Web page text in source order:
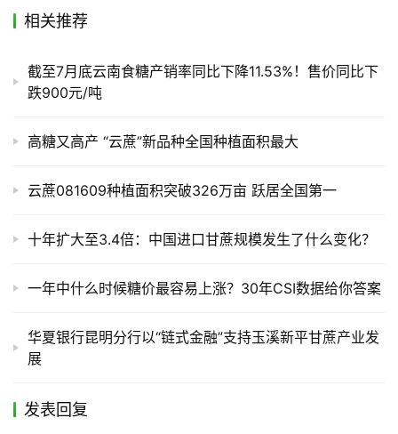
相关推荐
截至7月底云南食糖产销率同比下降11.53%！售价同比下
跌900元/吨
高糖又高产 “云蔗”新品种全国种植面积最大
云蔗081609种植面积突破326万亩 跃居全国第一
十年扩大至3.4倍：中国进口甘蔗规模发生了什么变化？
一年中什么时候糖价最容易上涨？30年CSI数据给你答案
华夏银行昆明分行以“链式金融”支持玉溪新平甘蔗产业发
展
发表回复